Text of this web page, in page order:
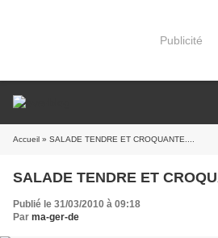
Publicité
Accueil » SALADE TENDRE ET CROQUANTE....
SALADE TENDRE ET
Publié le 31/03/2010 à 09:18
Par ma-ger-de